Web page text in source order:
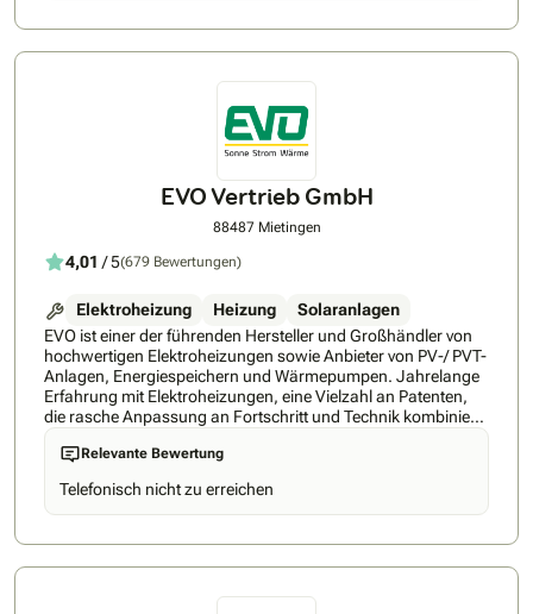
EVO Vertrieb GmbH
88487 Mietingen
4,01 / 5(679 Bewertungen)
Elektroheizung Heizung
Solaranlagen
EVO ist einer der führenden Hersteller und Großhändler von
hochwertigen Elektroheizungen sowie Anbieter von PV-/ PVT-
Anlagen, Energiespeichern und Wärmepumpen. Jahrelange
Erfahrung mit Elektroheizungen, eine Vielzahl an Patenten,
die rasche Anpassung an Fortschritt und Technik kombiniert
mit der optimalen Betreuung der Kunden, haben EVO zu
einem der Marktführer gemacht. • EVO gibt auf alle
Heizkörper 30 Jahre Garantie. Dies zeichnet die hohe Qualität
der Heizungen wieder. • Alle Heizungen werden regelmäßig
durch den TÜV und den VDE geprüft, um die Qualität
kompetenten Kundenservice. EVO ist im gesamten
Relevante Bewertung
Telefonisch nicht zu erreichen